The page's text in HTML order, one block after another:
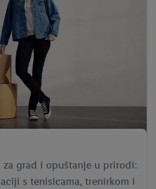
grad i opuštanje u prirodi:
s tenisicama, trenirkom i